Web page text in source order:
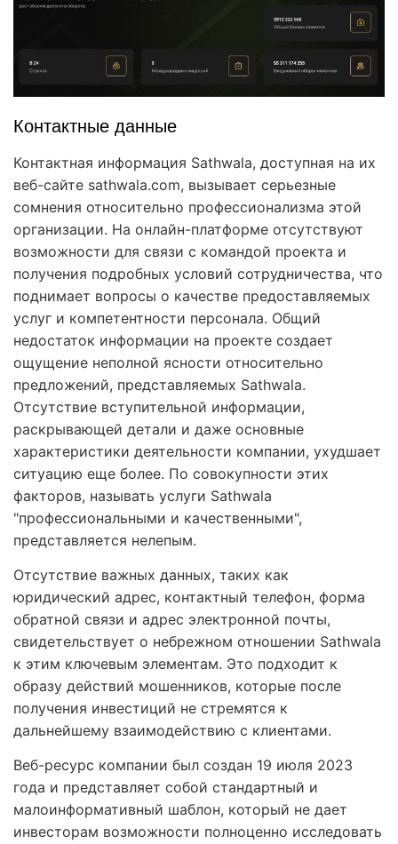
Контактные данные
Контактная информация Sathwala, доступная на их
веб-сайте sathwala.com, вызывает серьезные
сомнения относительно профессионализма этой
организации. На онлайн-платформе отсутствуют
возможности для связи с командой проекта и
получения подробных условий сотрудничества, что
поднимает вопросы о качестве предоставляемых
услуг и компетентности персонала. Общий
недостаток информации на проекте создает
ощущение неполной ясности относительно
предложений, представляемых Sathwala.
Отсутствие вступительной информации,
раскрывающей детали и даже основные
характеристики деятельности компании, ухудшает
ситуацию еще более. По совокупности этих
факторов, называть услуги Sathwala
"профессиональными и качественными",
представляется нелепым.
Отсутствие важных данных, таких как
юридический адрес, контактный телефон, форма
обратной связи и адрес электронной почты,
свидетельствует о небрежном отношении Sathwala
к этим ключевым элементам. Это подходит к
образу действий мошенников, которые после
получения инвестиций не стремятся к
дальнейшему взаимодействию с клиентами.
Веб-ресурс компании был создан 19 июля 2023
года и представляет собой стандартный и
малоинформативный шаблон, который не дает
инвесторам возможности полноценно исследовать